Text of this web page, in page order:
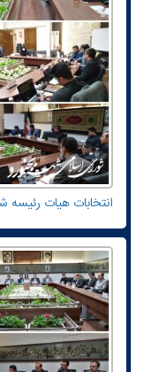
انتخابات هیات رئیسه